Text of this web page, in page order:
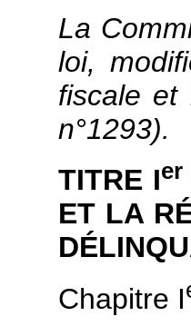
La
loi,
fiscale et
n°1293).
TITRE Ier
ET LA
Chapitre I